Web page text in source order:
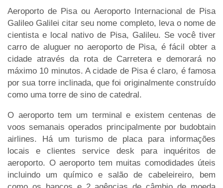
Aeroporto de Pisa ou Aeroporto Internacional de Pisa
Galileo Galilei citar seu nome completo, leva o nome de
cientista e local nativo de Pisa, Galileu. Se você tiver
carro de aluguer no aeroporto de Pisa, é fácil obter a
cidade através da rota de Carretera e demorará no
máximo 10 minutos. A cidade de Pisa é claro, é famosa
por sua torre inclinada, que foi originalmente construído
como uma torre de sino de catedral.
O aeroporto tem um terminal e existem centenas de
voos semanais operados principalmente por budobtain
airlines. Há um turismo de placa para informações
locais e clientes service desk para inquéritos de
aeroporto. O aeroporto tem muitas comodidades úteis
incluindo um químico e salão de cabeleireiro, bem